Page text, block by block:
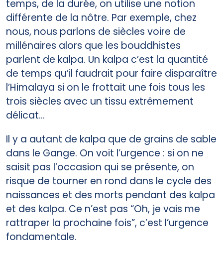
temps, de la durée, on utilise une notion
différente de la nôtre. Par exemple, chez
nous, nous parlons de siècles voire de
millénaires alors que les bouddhistes
parlent de kalpa. Un kalpa c’est la quantité
de temps qu’il faudrait pour faire disparaître
l’Himalaya si on le frottait une fois tous les
trois siècles avec un tissu extrêmement
délicat…
Il y a autant de kalpa que de grains de sable
dans le Gange. On voit l’urgence : si on ne
saisit pas l’occasion qui se présente, on
risque de tourner en rond dans le cycle des
naissances et des morts pendant des kalpa
et des kalpa. Ce n’est pas “Oh, je vais me
rattraper la prochaine fois”, c’est l’urgence
fondamentale.